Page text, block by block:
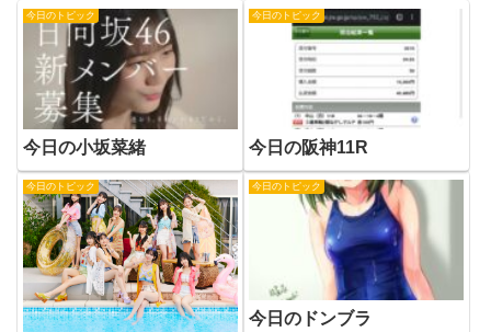
今日のトピック
今日の小坂菜緒
今日のトピック
今日の阪神11R
今日のトピック 今日のトピック
今日のドンブラ